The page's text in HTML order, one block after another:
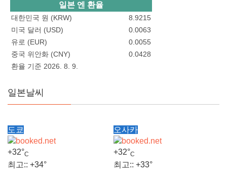
일본 엔 환율
대한민국 원 (KRW)
8.9215
미국 달러 (USD)
0.0063
유로 (EUR)
0.0055
중국 위안화 (CNY)
0.0428
환율 기준 2026. 8. 9.
일본날씨
도쿄
+32°C
최고:: +34°
오사카
+32°C
최고:: +33°